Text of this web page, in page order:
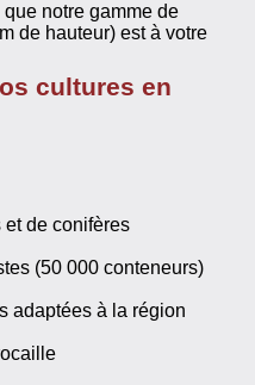
notre gamme de
de hauteur) est à votre
cultures en
et de conifères
(50 000 conteneurs)
adaptées à la région